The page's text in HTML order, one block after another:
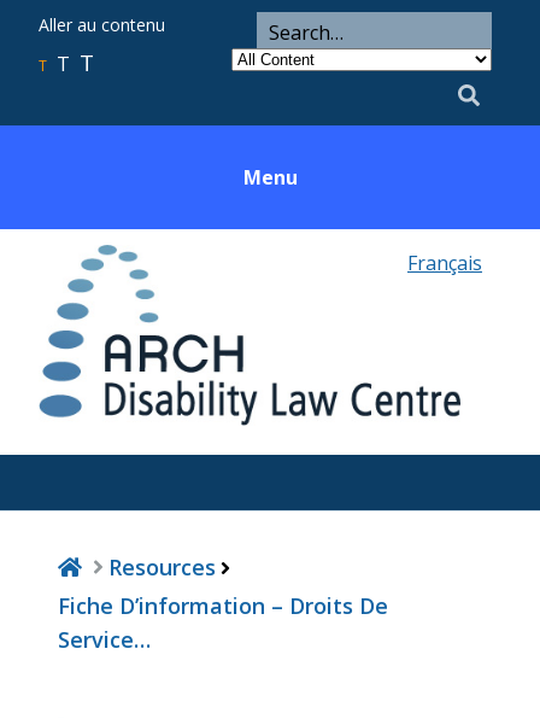
Aller au contenu
T T T
ARCH
Search
Utility
Search
for
Category
Menu
Français
Resources
Fiche D’information – Droits De
Service…